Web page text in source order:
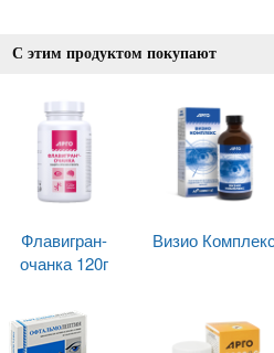
С этим продуктом покупают
Флавигран-
очанка 120г
Визио Комплекс